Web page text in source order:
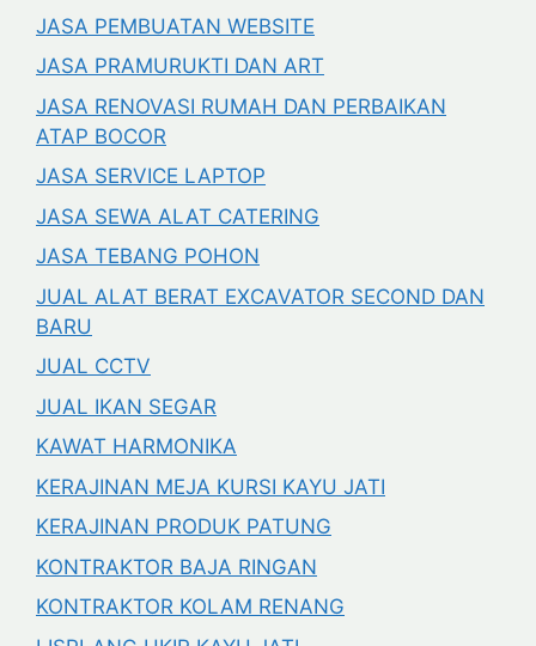
JASA PEMBUATAN WEBSITE
JASA PRAMURUKTI DAN ART
JASA RENOVASI RUMAH DAN PERBAIKAN
ATAP BOCOR
JASA SERVICE LAPTOP
JASA SEWA ALAT CATERING
JASA TEBANG POHON
JUAL ALAT BERAT EXCAVATOR SECOND DAN
BARU
JUAL CCTV
JUAL IKAN SEGAR
KAWAT HARMONIKA
KERAJINAN MEJA KURSI KAYU JATI
KERAJINAN PRODUK PATUNG
KONTRAKTOR BAJA RINGAN
KONTRAKTOR KOLAM RENANG